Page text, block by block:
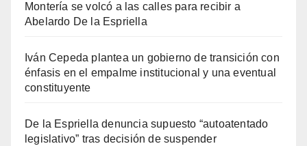
Montería se volcó a las calles para recibir a
Abelardo De la Espriella
Iván Cepeda plantea un gobierno de transición con
énfasis en el empalme institucional y una eventual
constituyente
De la Espriella denuncia supuesto “autoatentado
legislativo” tras decisión de suspender